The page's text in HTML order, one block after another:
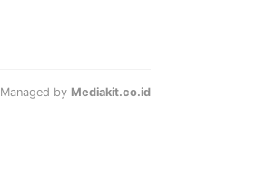
Managed by Mediakit.co.id